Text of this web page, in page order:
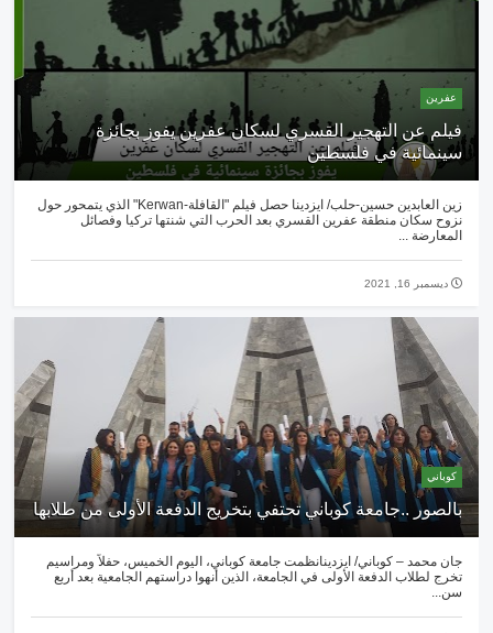
عفرين
فيلم عن التهجير القسري لسكان عفرين يفوز بجائزة
سينمائية في فلسطين
زين العابدين حسين-حلب/ ايزدينا حصل فيلم "القافلة-Kerwan" الذي يتمحور حول
نزوح سكان منطقة عفرين القسري بعد الحرب التي شنتها تركيا وفصائل
المعارضة ...
ديسمبر 16, 2021
كوباني
بالصور ..جامعة كوباني تحتفي بتخريج الدفعة الأولى من طلابها
جان محمد – كوباني/ ايزدينانظمت جامعة كوباني، اليوم الخميس، حفلاً ومراسيم
تخرج لطلاب الدفعة الأولى في الجامعة، الذين أنهوا دراستهم الجامعية بعد أربع
سن...